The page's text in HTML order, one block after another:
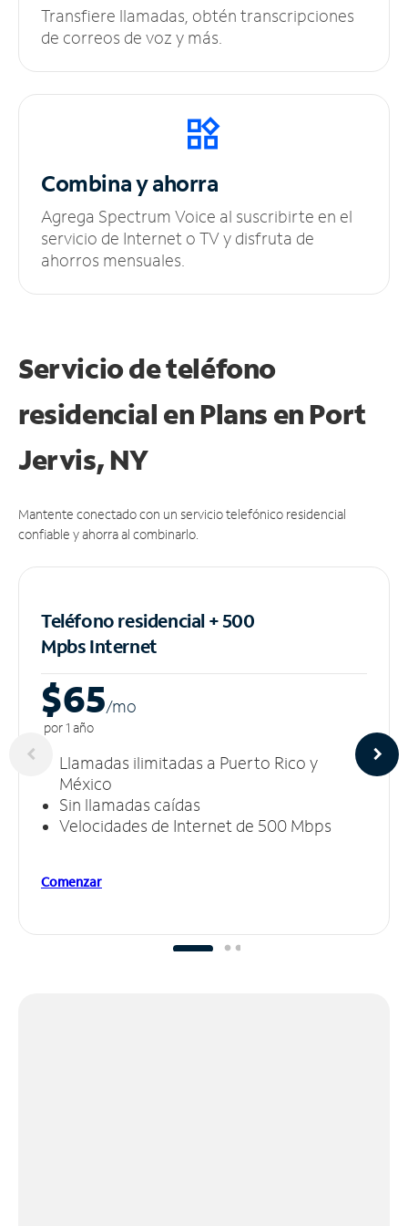
Transfiere llamadas, obtén transcripciones
de correos de voz y más.
Combina y ahorra
Agrega Spectrum Voice al suscribirte en el
servicio de Internet o TV y disfruta de
ahorros mensuales.
Servicio de teléfono
residencial en Plans en Port
Jervis, NY
Mantente conectado con un servicio telefónico residencial
confiable y ahorra al combinarlo.
Teléfono residencial + 500
MpbsInternet
$65/mo
por 1 año
Llamadas ilimitadas a Puerto Rico y
México
Sin llamadas caídas
Velocidades de Internet de 500 Mbps
Comenzar